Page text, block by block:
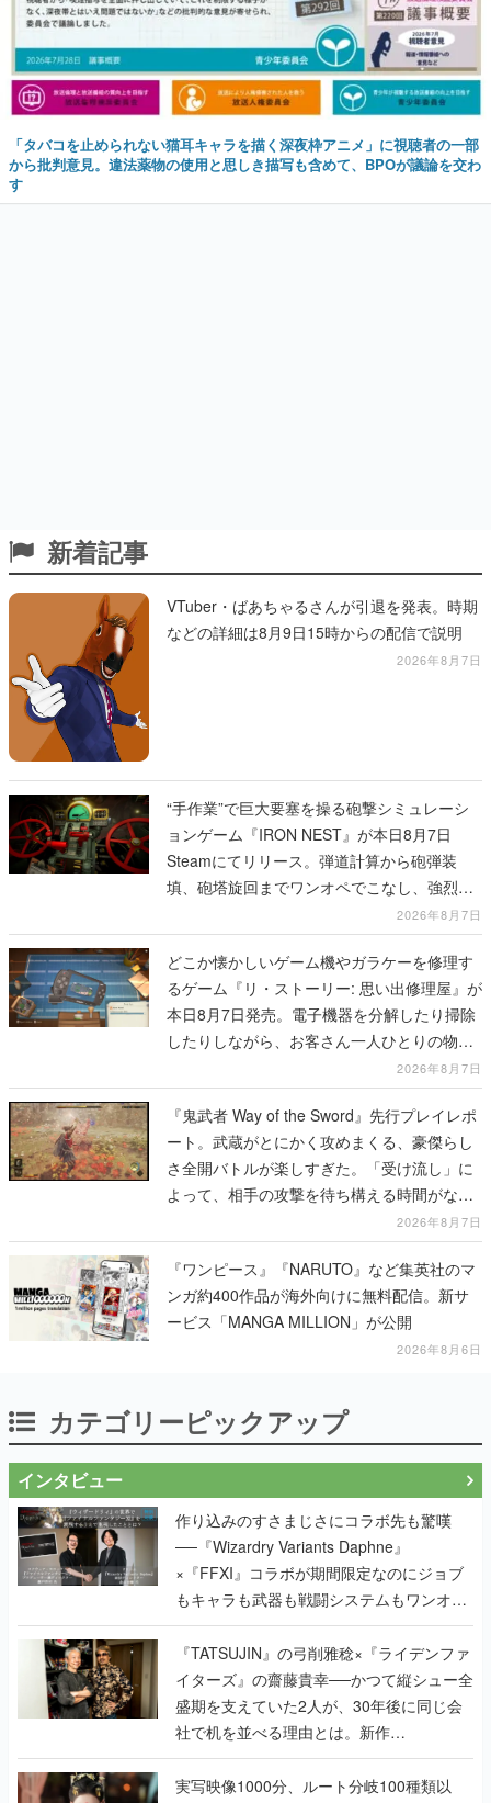
「タバコを止められない猫耳キャラを描く深夜枠アニメ」に視聴者の一部
から批判意見。違法薬物の使用と思しき描写も含めて、BPOが議論を交わ
す
新着記事
VTuber・ばあちゃるさんが引退を発表。時期
などの詳細は8月9日15時からの配信で説明
2026年8月7日
“手作業”で巨大要塞を操る砲撃シミュレーシ
ョンゲーム『IRON NEST』が本日8月7日
Steamにてリリース。弾道計算から砲弾装
填、砲塔旋回までワンオペでこなし、強烈な
一撃をブチかませるロマンある作品2026年8月7日
どこか懐かしいゲーム機やガラケーを修理す
るゲーム『リ・ストーリー: 思い出修理屋』が
本日8月7日発売。電子機器を分解したり掃除
したりしながら、お客さん一人ひとりの物語
2026年8月7日
『鬼武者 Way of the Sword』先行プレイレポ
ート。武蔵がとにかく攻めまくる、豪傑らし
さ全開バトルが楽しすぎた。「受け流し」に
よって、相手の攻撃を待ち構える時間がなく
2026年8月7日
『ワンピース』『NARUTO』など集英社のマ
ンガ約400作品が海外向けに無料配信。新サ
ービス「MANGA MILLION」が公開
2026年8月6日
カテゴリーピックアップ
インタビュー
作り込みのすさまじさにコラボ先も驚嘆
──『Wizardry Variants Daphne』
×『FFXI』コラボが期間限定なのにジョブ
もキャラも武器も戦闘システムもワンオフ
で作り込まれた理由を両ディレクターに聞
く
『TATSUJIN』の弓削雅稔×『ライデンファ
イターズ』の齋藤貴幸──かつて縦シュー全
盛期を支えていた2人が、30年後に同じ会
社で机を並べる理由とは。新作
『TATSUJIN EXTREME』で初タッグを組
んだレジェンド2人に訊く開発秘話
実写映像1000分、ルート分岐100種類以